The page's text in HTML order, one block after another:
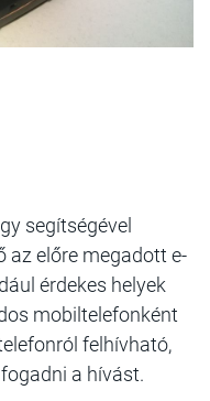
segítségével
az előre megadott e-
érdekes helyek
mobiltelefonként
felhívható,
a hívást.